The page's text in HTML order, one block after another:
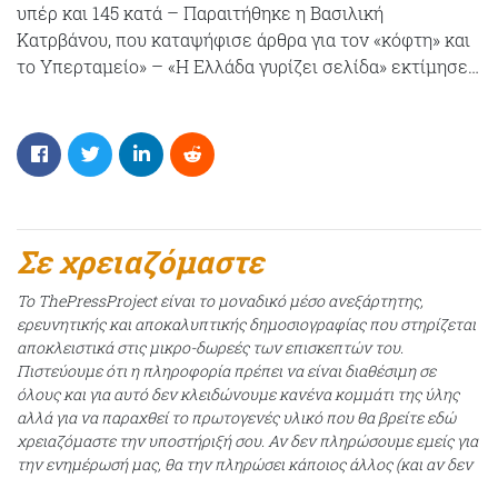
υπέρ και 145 κατά – Παραιτήθηκε η Βασιλική
Κατρβάνου, που καταψήφισε άρθρα για τον «κόφτη» και
το Υπερταμείο» – «Η Ελλάδα γυρίζει σελίδα» εκτίμησε…
Σε χρειαζόμαστε
Το ThePressProject είναι το μοναδικό μέσο ανεξάρτητης,
ερευνητικής και αποκαλυπτικής δημοσιογραφίας που στηρίζεται
αποκλειστικά στις μικρο-δωρεές των επισκεπτών του.
Πιστεύουμε ότι η πληροφορία πρέπει να είναι διαθέσιμη σε
όλους και για αυτό δεν κλειδώνουμε κανένα κομμάτι της ύλης
αλλά για να παραχθεί το πρωτογενές υλικό που θα βρείτε εδώ
χρειαζόμαστε την υποστήριξή σου. Αν δεν πληρώσουμε εμείς για
την ενημέρωσή μας, θα την πληρώσει κάποιος άλλος (και αν δεν